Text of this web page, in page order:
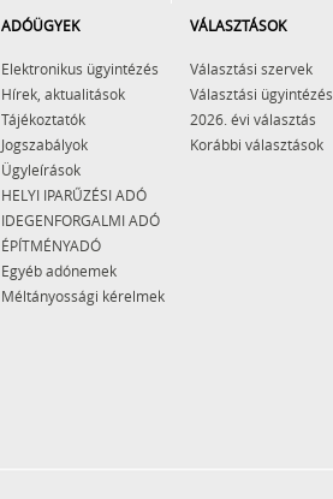
ADÓÜGYEK
Elektronikus ügyintézés
Hírek, aktualitások
Tájékoztatók
Jogszabályok
Ügyleírások
HELYI IPARŰZÉSI ADÓ
IDEGENFORGALMI ADÓ
ÉPÍTMÉNYADÓ
Egyéb adónemek
Méltányossági kérelmek
VÁLASZTÁSOK
Választási szervek
Választási ügyintézés
2026. évi választás
Korábbi választások